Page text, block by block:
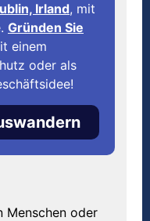
Irland, mit
Gründen Sie
einem
oder als
Menschen oder